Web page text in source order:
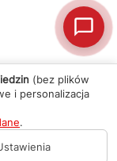
(bez plików
i personalizacja
.